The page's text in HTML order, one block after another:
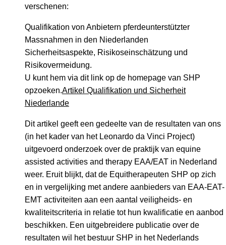
verschenen:
Qualifikation von Anbietern pferdeunterstützter
Massnahmen in den Niederlanden
Sicherheitsaspekte, Risikoseinschätzung und
Risikovermeidung.
U kunt hem via dit link op de homepage van SHP
opzoeken.Artikel Qualifikation und Sicherheit
Niederlande
Dit artikel geeft een gedeelte van de resultaten van ons
(in het kader van het Leonardo da Vinci Project)
uitgevoerd onderzoek over de praktijk van equine
assisted activities and therapy EAA/EAT in Nederland
weer. Eruit blijkt, dat de Equitherapeuten SHP op zich
en in vergelijking met andere aanbieders van EAA-EAT-
EMT activiteiten aan een aantal veiligheids- en
kwaliteitscriteria in relatie tot hun kwalificatie en aanbod
beschikken. Een uitgebreidere publicatie over de
resultaten wil het bestuur SHP in het Nederlands